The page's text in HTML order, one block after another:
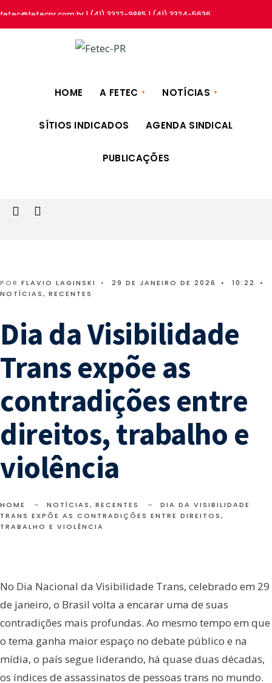
fetec@fetecpr.com.br | (41) 3322-9885 | (41) 3324-5636
HOME A FETEC NOTÍCIAS
SÍTIOS INDICADOS AGENDA SINDICAL
PUBLICAÇÕES
POR FLAVIO LAGINSKI • 29 DE JANEIRO DE 2026 • 10:22
•
NOTÍCIAS, RECENTES
Dia da Visibilidade
Trans expõe as
contradições entre
direitos, trabalho e
violência
HOME NOTÍCIAS, RECENTES
DIA DA VISIBILIDADE
TRANS EXPÕE AS CONTRADIÇÕES ENTRE DIREITOS,
TRABALHO E VIOLÊNCIA
No Dia Nacional da Visibilidade Trans, celebrado em 29
de janeiro, o Brasil volta a encarar uma de suas
contradições mais profundas. Ao mesmo tempo em que
o tema ganha maior espaço no debate público e na
mídia, o país segue liderando, há quase duas décadas,
os índices de assassinatos de pessoas trans no mundo.